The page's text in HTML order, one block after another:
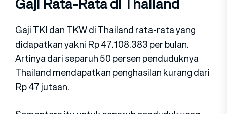
Gaji TKI dan TKW di Thailand rata-rata yang
didapatkan yakni Rp 47.108.383 per bulan.
Artinya dari separuh 50 persen penduduknya
Thailand mendapatkan penghasilan kurang dari
Rp 47 jutaan.